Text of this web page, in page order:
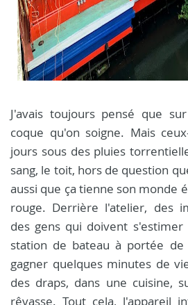
J'avais toujours pensé que
coque qu'on soigne. Mais
jours sous des pluies
sang, le toit, hors de question
aussi que ça tienne son monde
rouge. Derrière l'atelier, des
des gens qui doivent
station de bateau à portée
gagner quelques minutes de
des draps, dans une cuisine,
rêvasse. Tout cela, l'appareil